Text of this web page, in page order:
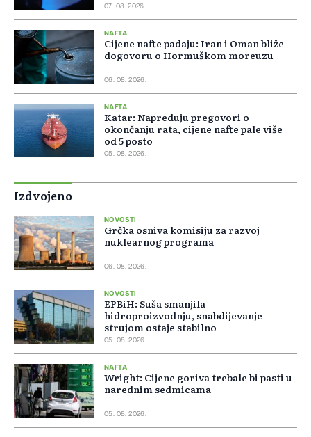
07. 08. 2026.
NAFTA
Cijene nafte padaju: Iran i Oman bliže
dogovoru o Hormuškom moreuzu
06. 08. 2026.
NAFTA
Katar: Napreduju pregovori o
okončanju rata, cijene nafte pale više
od 5 posto
05. 08. 2026.
Izdvojeno
NOVOSTI
Grčka osniva komisiju za razvoj
nuklearnog programa
06. 08. 2026.
NOVOSTI
EPBiH: Suša smanjila
hidroproizvodnju, snabdijevanje
strujom ostaje stabilno
05. 08. 2026.
NAFTA
Wright: Cijene goriva trebale bi pasti u
narednim sedmicama
05. 08. 2026.